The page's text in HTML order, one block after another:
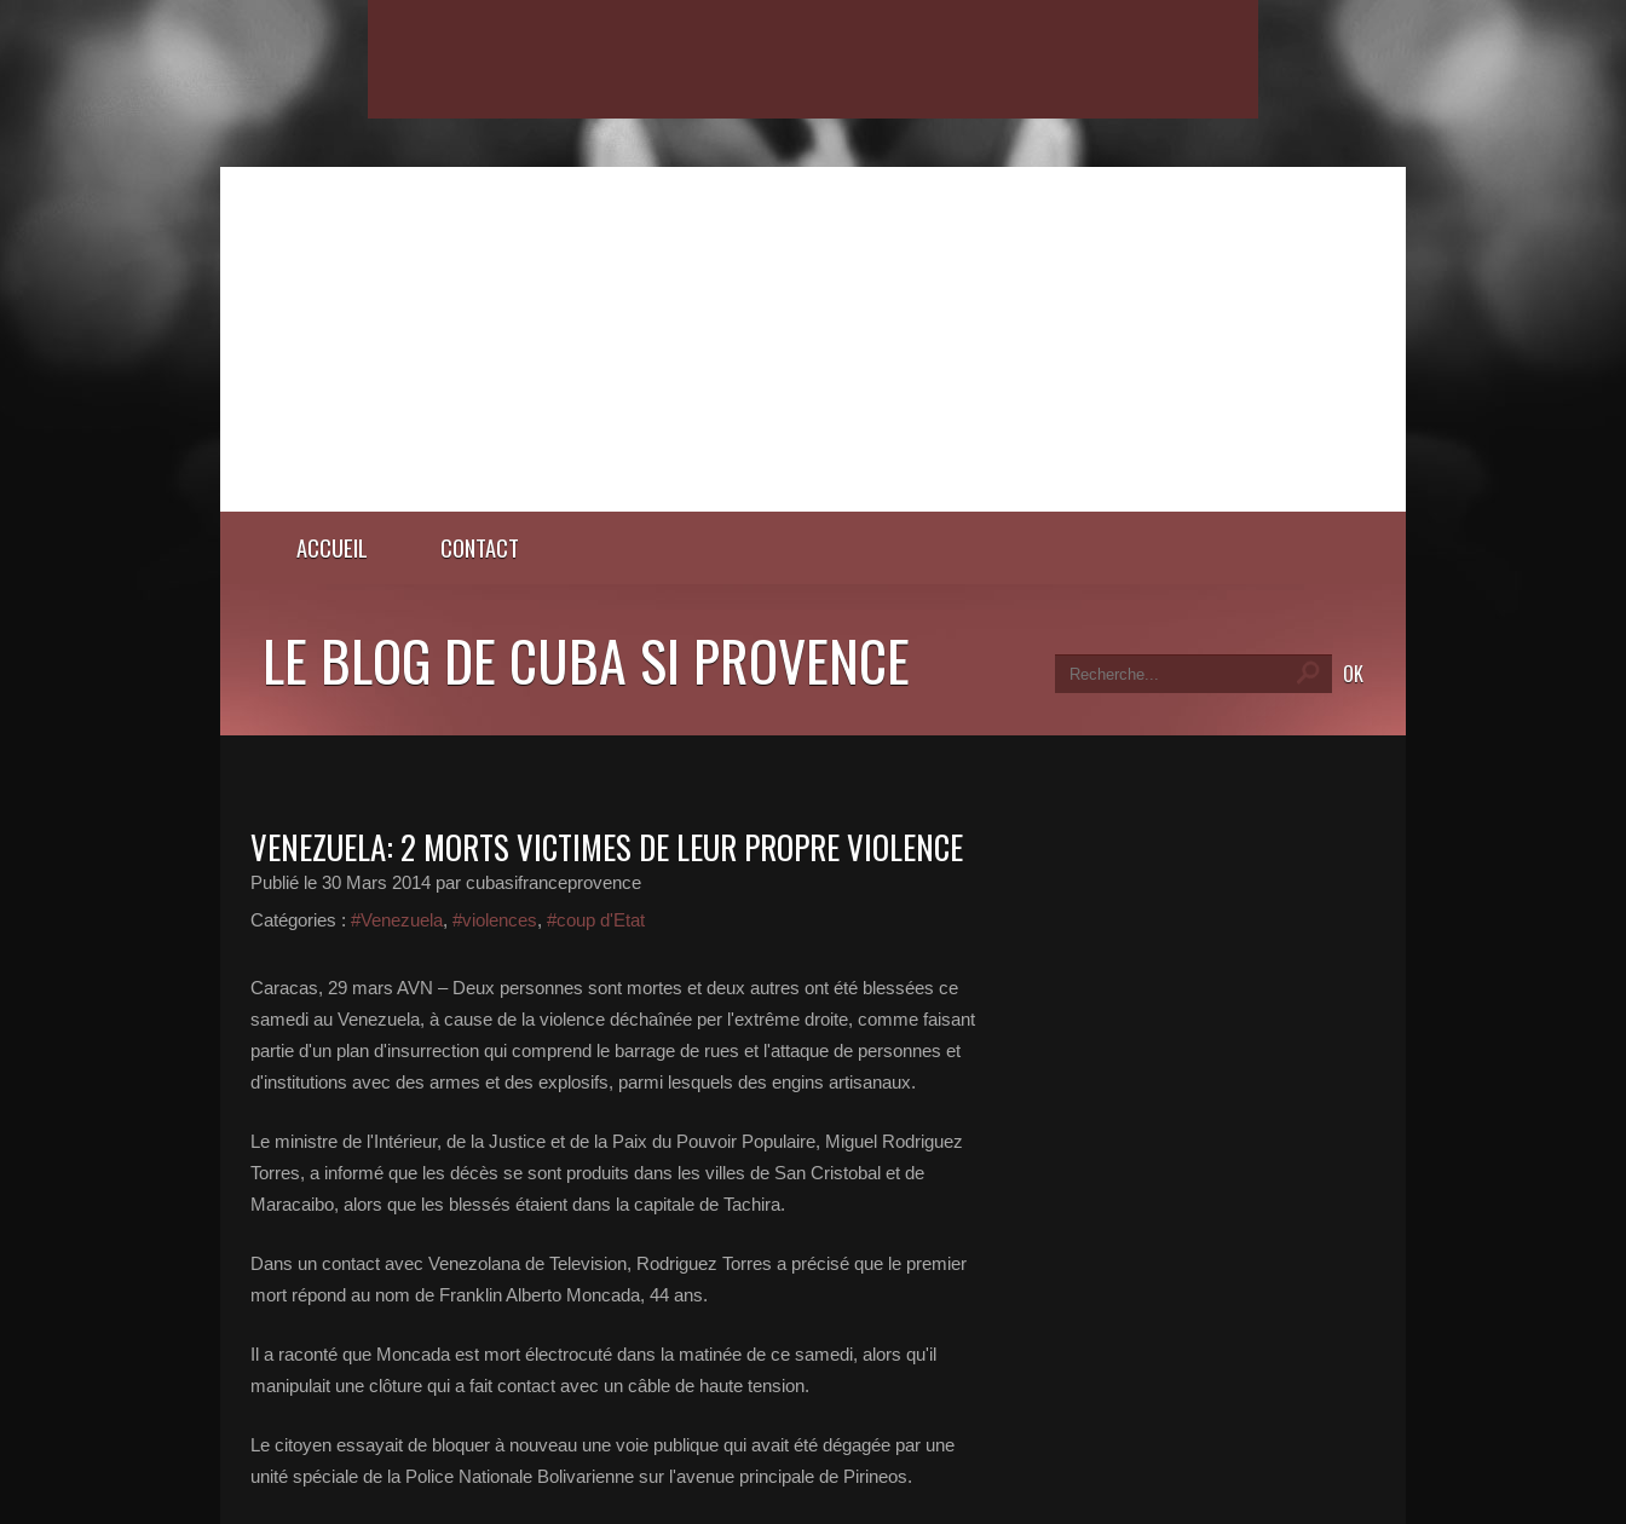
ACCUEIL CONTACT
LE BLOG DE CUBA SI PROVENCE
VENEZUELA: 2 MORTS VICTIMES DE LEUR PROPRE VIOLENCE
Publié le 30 Mars 2014 par cubasifranceprovence
Catégories : #Venezuela, #violences, #coup d'Etat
Caracas, 29 mars AVN – Deux personnes sont mortes et deux autres ont été blessées ce
samedi au Venezuela, à cause de la violence déchaînée per l'extrême droite, comme faisant
partie d'un plan d'insurrection qui comprend le barrage de rues et l'attaque de personnes et
d'institutions avec des armes et des explosifs, parmi lesquels des engins artisanaux.
Le ministre de l'Intérieur, de la Justice et de la Paix du Pouvoir Populaire, Miguel Rodriguez
Torres, a informé que les décès se sont produits dans les villes de San Cristobal et de
Maracaibo, alors que les blessés étaient dans la capitale de Tachira.
Dans un contact avec Venezolana de Television, Rodriguez Torres a précisé que le premier
mort répond au nom de Franklin Alberto Moncada, 44 ans.
Il a raconté que Moncada est mort électrocuté dans la matinée de ce samedi, alors qu'il
manipulait une clôture qui a fait contact avec un câble de haute tension.
Le citoyen essayait de bloquer à nouveau une voie publique qui avait été dégagée par une
unité spéciale de la Police Nationale Bolivarienne sur l'avenue principale de Pirineos.